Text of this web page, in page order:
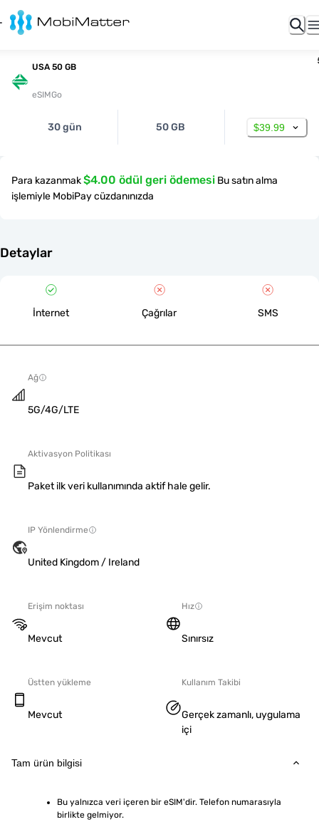
USA 50 GB
eSIMGo
30 gün 50 GB $39.99
Para kazanmak$4.00 ödül geri ödemesi Bu satın alma
işlemiyle MobiPay cüzdanınızda
Detaylar
İnternet Çağrılar SMS
Ağ
5G/4G/LTE
Aktivasyon Politikası
Paket ilk veri kullanımında aktif hale gelir.
IP Yönlendirme
United Kingdom / Ireland
Erişim noktası
Mevcut
Hız
Sınırsız
Üstten yükleme
Mevcut
Kullanım Takibi
Gerçek zamanlı, uygulama
içi
Tam ürün bilgisi
Bu yalnızca veri içeren bir eSIM'dir. Telefon numarasıyla
birlikte gelmiyor.